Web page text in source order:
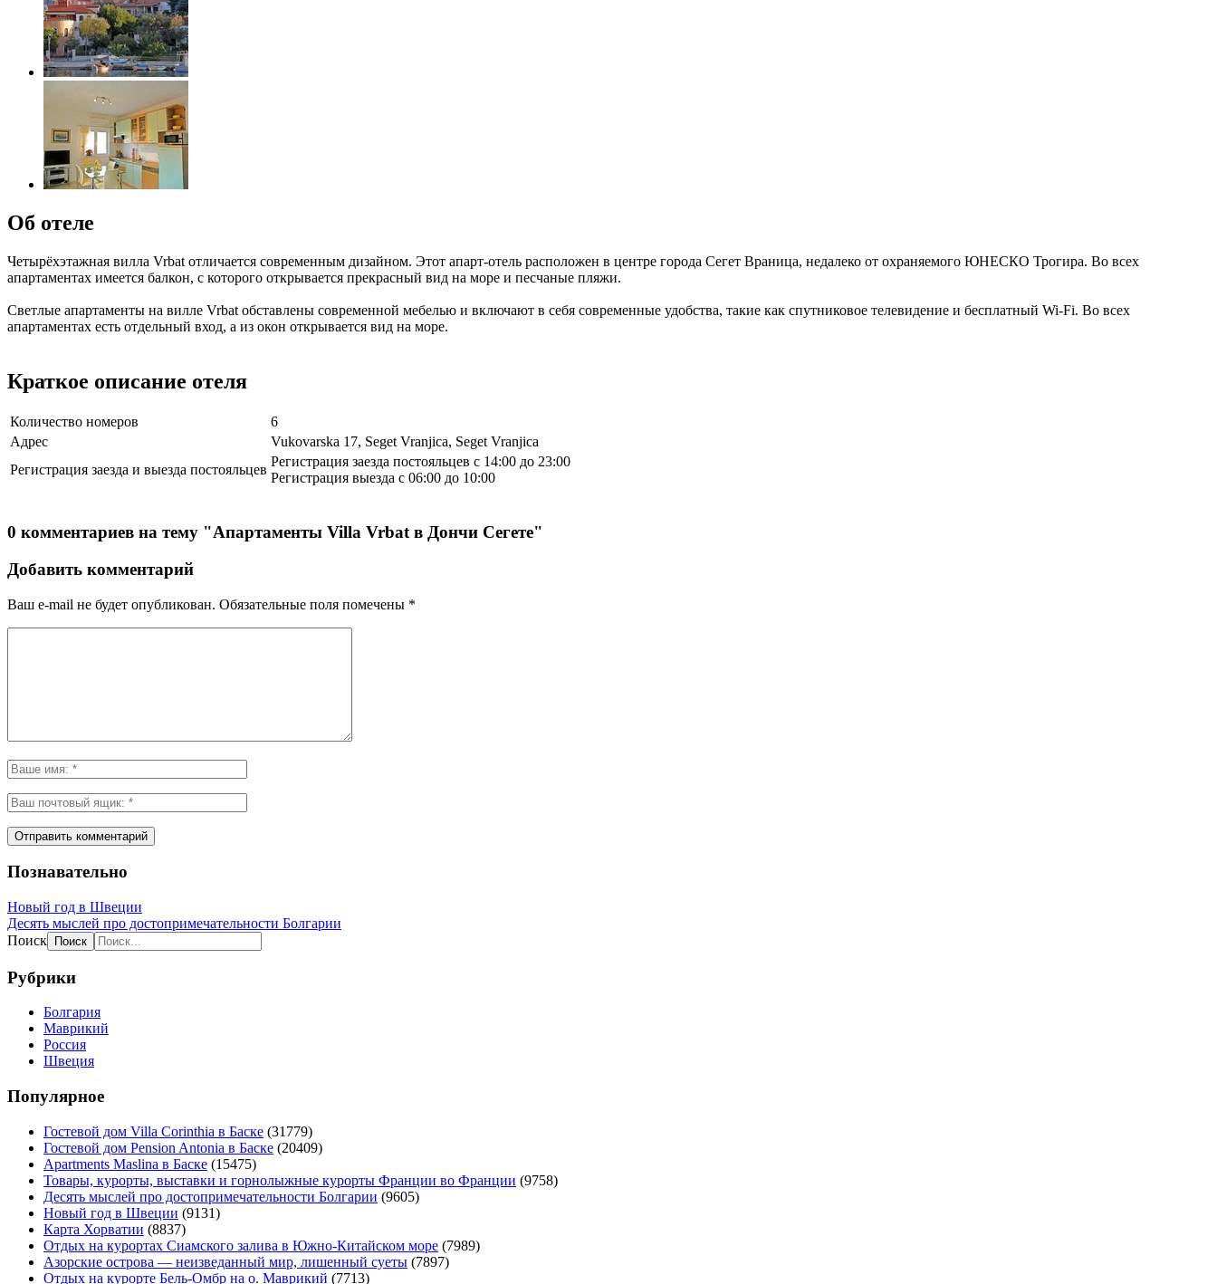
Об отеле
Четырёхэтажная вилла Vrbat отличается современным дизайном. Этот апарт-отель расположен в центре города Сегет Враница, недалеко от охраняемого ЮНЕСКО Трогира. Во всех
апартаментах имеется балкон, с которого открывается прекрасный вид на море и песчаные пляжи.
Светлые апартаменты на вилле Vrbat обставлены современной мебелью и включают в себя современные удобства, такие как спутниковое телевидение и бесплатный Wi-Fi. Во всех
апартаментах есть отдельный вход, а из окон открывается вид на море.
Краткое описание отеля
Количество номеров
6
Адрес
Vukovarska 17, Seget Vranjica, Seget Vranjica
Регистрация заезда и выезда постояльцев
Регистрация заезда постояльцев с 14:00 до 23:00
Регистрация выезда с 06:00 до 10:00
0 комментариев на тему "Апартаменты Villa Vrbat в Дончи Сегете"
Добавить комментарий
Ваш e-mail не будет опубликован. Обязательные поля помечены *
Познавательно
Новый год в Швеции
Десять мыслей про достопримечательности Болгарии
Поиск
Рубрики
Болгария
Маврикий
Россия
Швеция
Популярное
Гостевой дом Villa Corinthia в Баске (31779)
Гостевой дом Pension Antonia в Баске (20409)
Apartments Maslina в Баске (15475)
Товары, курорты, выставки и горнолыжные курорты Франции во Франции (9758)
Десять мыслей про достопримечательности Болгарии (9605)
Новый год в Швеции (9131)
Карта Хорватии (8837)
Отдых на курортах Сиамского залива в Южно-Китайском море (7989)
Азорские острова — неизведанный мир, лишенный суеты (7897)
Отдых на курорте Бель-Омбр на о. Маврикий (7713)